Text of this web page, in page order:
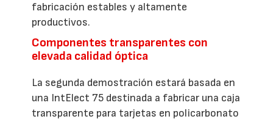
fabricación estables y altamente
productivos.
Componentes transparentes con
elevada calidad óptica
La segunda demostración estará basada en
una IntElect 75 destinada a fabricar una caja
transparente para tarjetas en policarbonato